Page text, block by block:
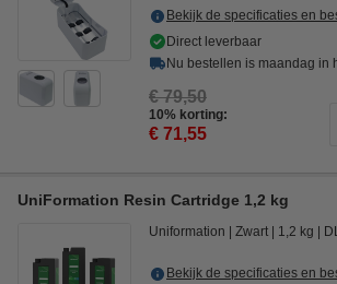
Bekijk de specificaties en
Direct leverbaar
Nu bestellen is maandag in
€ 79,50
10% korting:
€ 71,55
UniFormation Resin Cartridge 1,2 kg
Uniformation Zwart 1,2 kg
Bekijk de specificaties en